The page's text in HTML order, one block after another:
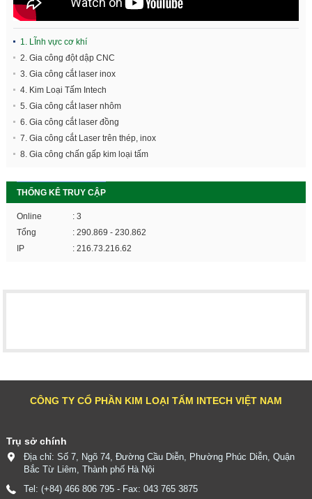
1. LĨnh vực cơ khí
2. Gia công đột dập CNC
3. Gia công cắt laser inox
4. Kim Loại Tấm Intech
5. Gia công cắt laser nhôm
6. Gia công cắt laser đồng
7. Gia công cắt Laser trên thép, inox
8. Gia công chấn gấp kim loại tấm
THỐNG KÊ TRUY CẬP
Online
: 3
Tổng
: 290.869 - 230.862
IP
: 216.73.216.62
CÔNG TY CỔ PHẦN KIM LOẠI TẤM INTECH VIỆT NAM
Trụ sở chính
Địa chỉ: Số 7, Ngõ 74, Đường Cầu Diễn, Phường Phúc Diễn, Quận
Bắc Từ Liêm, Thành phố Hà Nội
Tel: (+84) 466 806 795 - Fax: 043 765 3875